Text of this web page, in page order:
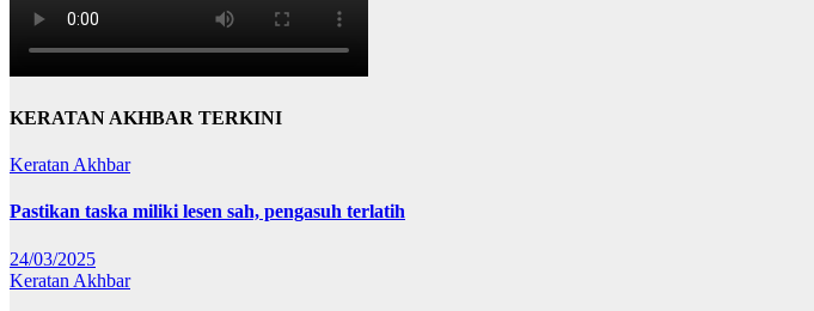
KERATAN AKHBAR TERKINI
Keratan Akhbar
Pastikan taska miliki lesen sah, pengasuh terlatih
24/03/2025
Keratan Akhbar